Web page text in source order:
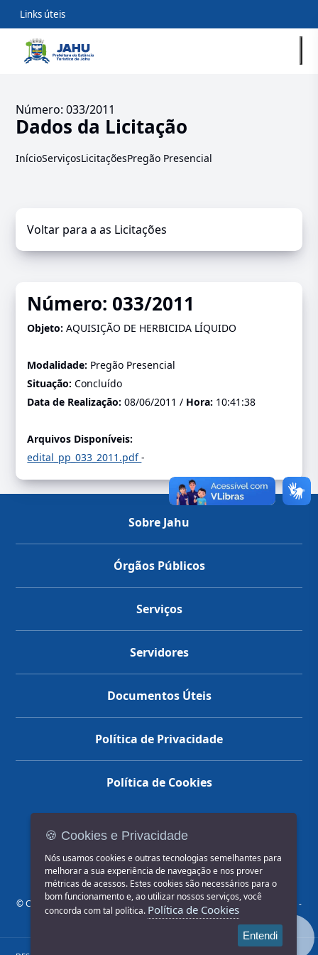
Links úteis
Número: 033/2011
Dados da Licitação
InícioServiçosLicitaçõesPregão Presencial
Voltar para a as Licitações
Número: 033/2011
Objeto:AQUISIÇÃO DE HERBICIDA LÍQUIDO
Modalidade: Pregão Presencial
Situação:Concluído
Data de Realização:08/06/2011 / Hora: 10:41:38
Arquivos Disponíveis:
edital_pp_033_2011.pdf-
Sobre Jahu
Órgãos Públicos
Serviços
Servidores
Documentos Úteis
Política de Privacidade
Política de Cookies
© COPYRIGHT 2026, Prefeitura Municipal de Jahu | Rua Paissandu, 444 -
Centro CEP: 17201-900
🍪 Cookies e Privacidade
Nós usamos cookies e outras tecnologias semelhantes para
melhorar a sua experiência de navegação e nos prover
métricas de acessos. Estes cookies são necessários para o
bom funcionamento e, ao utilizar nossos serviços, você
concorda com tal política. Política de Cookies
Entendi